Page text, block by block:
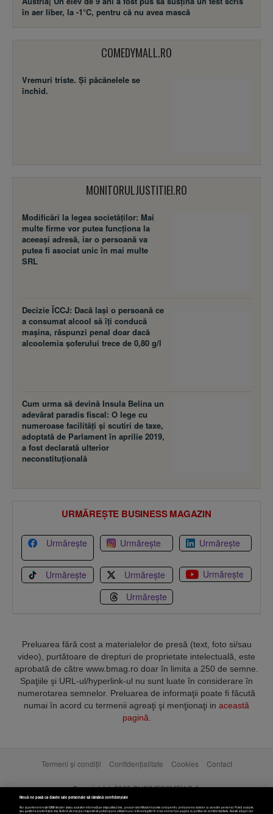
în aer liber, la -1°C, pentru că nu avea mască
COMEDYMALL.RO
Vremuri triste. Şi păcănelele se
închid.
MONITORULJUSTITIEI.RO
Modificări la legea societăţilor: Mai
multe firme vor putea funcţiona la
aceeaşi adresă, iar o persoană va
putea fi asociat unic în mai multe
SRL
Decizie ÎCCJ: Dacă laşi o persoană ce
a consumat alcool să îţi conducă
maşina, răspunzi penal doar dacă
alcoolemia şoferului trece de 0,80 g/l
Cum urma să devină Insula Belina un
adevărat paradis fiscal: O lege cu
numeroase facilităţi şi scutiri de taxe,
adoptată de Parlament în aprilie 2019,
a fost declarată ulterior
neconstituţională
URMĂREȘTE BUSINESS MAGAZIN
Urmărește Urmărește Urmărește
Urmărește Urmărește
Urmărește
Urmărește
Preluarea fără cost a materialelor de presă (text, foto si/sau
video), purtătoare de drepturi de proprietate intelectuală, este
aprobată de către www.bmag.ro doar în limita a 250 de semne.
Spaţiile şi URL-ul/hyperlink-ul nu sunt luate în considerare în
numerotarea semnelor. Preluarea de informaţii poate fi făcută
numai în acord cu termenii agreaţi şi menţionaţi in această
pagină
Termeni și condiții Confidențialitate Cookies Contact
Copyright © 2025 BUSINESSMEX S.A.
Nouă ne pasă ca datele tale personale să rămână confidențiale
Noi și partenerii noștri589stocăm și/sau accesăm informații pe dispozitivul dvs., precum identificatorii cookie unici pentru prelucrarea datelor cu caracter personal. Puteți accepta
sau gestiona preferințele dvs. făcând clic mai jos, respectiv vă puteți opune utilizării unui interes legitim în orice moment pe pagina cu politica de confidențialitate. Aceste alegeri vor